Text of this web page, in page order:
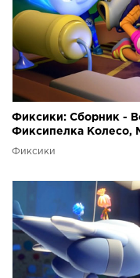
Фиксики: Сборник -
Фиксипелка Колесо,
Фиксики